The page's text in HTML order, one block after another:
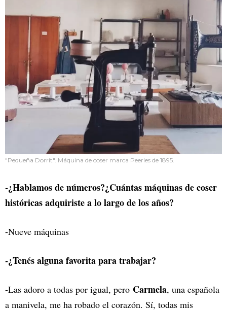
"Pequeña Dorrit". Máquina de coser marca Peerles de 1895.
-¿Hablamos de números?¿Cuántas máquinas de coser
históricas adquiriste a lo largo de los años?
-Nueve máquinas
-¿Tenés alguna favorita para trabajar?
-Las adoro a todas por igual, pero Carmela, una española
a manivela, me ha robado el corazón. Sí, todas mis